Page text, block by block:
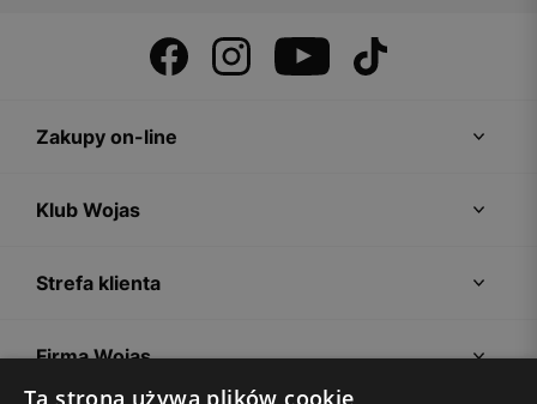
Zakupy on-line
Klub Wojas
Strefa klienta
Firma Wojas
Ta strona używa plików cookie